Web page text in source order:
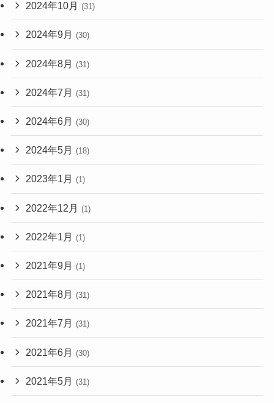
2024年10月 (31)
2024年9月 (30)
2024年8月 (31)
2024年7月 (31)
2024年6月 (30)
2024年5月 (18)
2023年1月 (1)
2022年12月 (1)
2022年1月 (1)
2021年9月 (1)
2021年8月 (31)
2021年7月 (31)
2021年6月 (30)
2021年5月 (31)